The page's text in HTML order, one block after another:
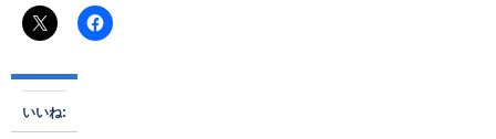
いいね: